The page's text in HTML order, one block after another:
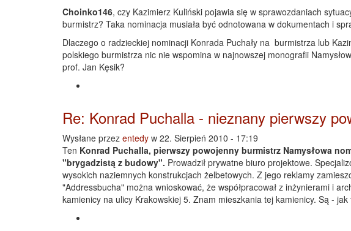
Choinko146, czy Kazimierz Kuliński pojawia się w sprawozdaniach
burmistrz? Taka nominacja musiała być odnotowana w dokumentach i
Dlaczego o radzieckiej nominacji Konrada Puchały na burmistrza lub
polskiego burmistrza nic nie wspomina w najnowszej monografii
prof. Jan Kęsik?
Re: Konrad Puchalla - nieznany pierwszy
Wysłane przez entedy w 22. Sierpień 2010 - 17:19
Ten Konrad Puchalla, pierwszy powojenny burmistrz Namysłowa
"brygadzistą z budowy". Prowadził prywatne biuro projektowe.
wysokich naziemnych konstrukcjach żelbetowych. Z jego reklamy
"Addressbucha" można wnioskować, że współpracował z inżynierami i
kamienicy na ulicy Krakowskiej 5. Znam mieszkania tej kamienicy. Są - jak